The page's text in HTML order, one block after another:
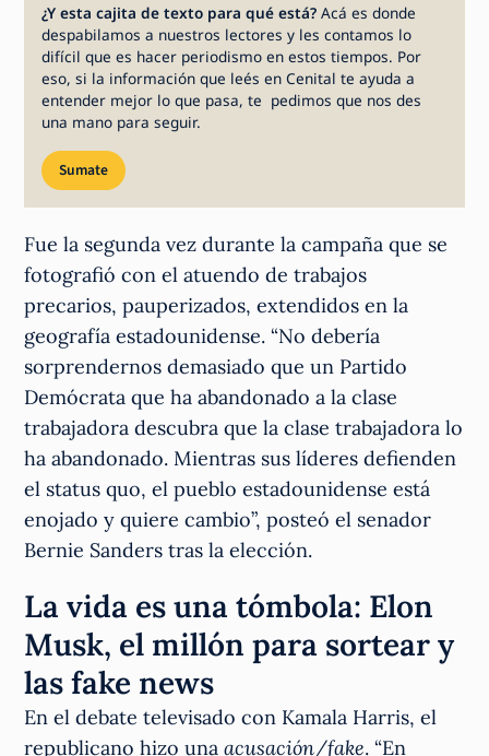
¿Y esta cajita de texto para qué está?Acá es donde
despabilamos a nuestros lectores y les contamos lo
difícil que es hacer periodismo en estos tiempos. Por
eso, si la información que leés en Cenital te ayuda a
entender mejor lo que pasa, te pedimos que nos des
una mano para seguir.
Sumate
Fue la segunda vez durante la campaña que se
fotografió con el atuendo de trabajos
precarios, pauperizados, extendidos en la
geografía estadounidense. “No debería
sorprendernos demasiado que un Partido
Demócrata que ha abandonado a la clase
trabajadora descubra que la clase trabajadora lo
ha abandonado. Mientras sus líderes defienden
el status quo, el pueblo estadounidense está
enojado y quiere cambio”, posteó el senador
Bernie Sanders tras la elección.
La vida es una tómbola: Elon
Musk, el millón para sortear y
las fake news
En el debate televisado con Kamala Harris, el
republicano hizo unaacusación/fake. “En